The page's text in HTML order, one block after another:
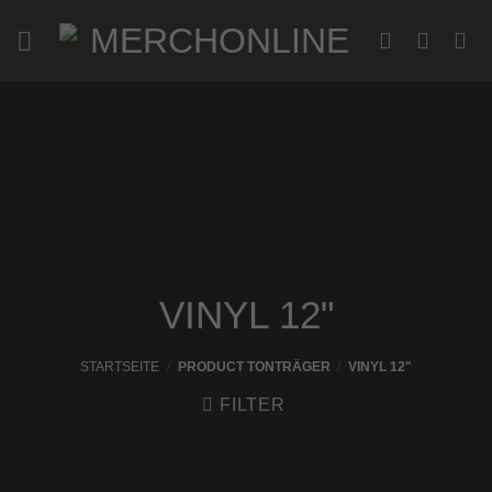
VINYL 12"
STARTSEITE / PRODUCT TONTRÄGER / VINYL 12"
FILTER